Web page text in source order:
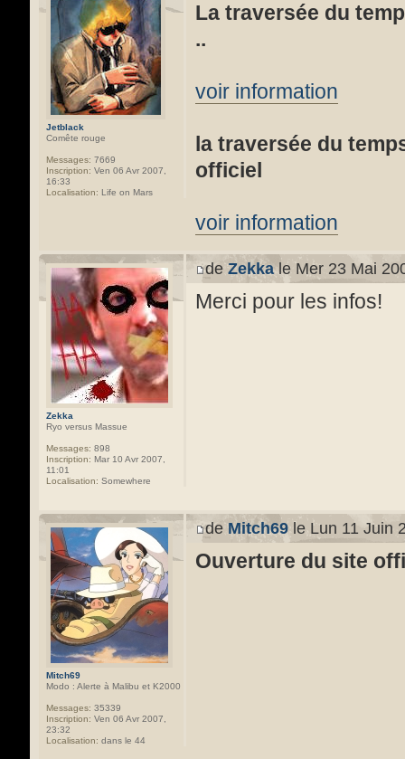
Jetblack
Comête rouge
Messages: 7669
Inscription: Ven 06 Avr 2007,
16:33
Localisation: Life on Mars
La traversée du
..
voir information
la traversée du
officiel
voir information
Zekka
Ryo versus Massue
Messages: 898
Inscription: Mar 10 Avr 2007,
11:01
Localisation: Somewhere
deZekkale Mer 23 Mai
Merci pour les infos!
Mitch69
Modo : Alerte à Malibu et K2000
Messages: 35339
Inscription: Ven 06 Avr 2007,
23:32
Localisation: dans le 44
deMitch69 le Lun 11 Juin
Ouverture du site